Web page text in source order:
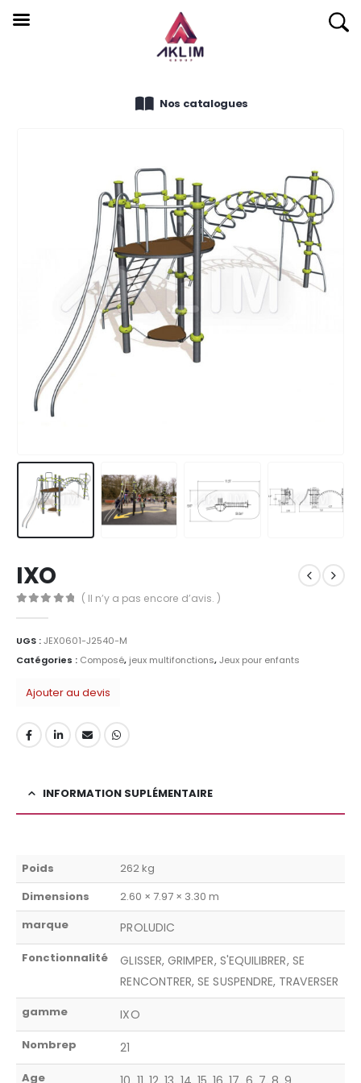
Nos catalogues
IXO
( Il n’y a pas encore d’avis. )
UGS :JEX0601-J2540-M
Catégories : Composé, jeux multifonctions,Jeux pour enfants
Ajouter au devis
INFORMATION SUPLÉMENTAIRE
Poids
262 kg
Dimensions
2.60 × 7.97 × 3.30 m
marque
PROLUDIC
Fonctionnalité
GLISSER, GRIMPER, S'EQUILIBRER, SE
RENCONTRER, SE SUSPENDRE, TRAVERSER
gamme IXO
Nombrep 21
Age